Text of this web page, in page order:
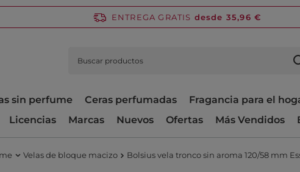
ENTREGA GRATIS desde 35,96 €
sin perfume Ceras perfumadas Fragancia para el
Licencias Marcas Nuevos Ofertas Más Vendidos
Velas de bloque macizo Bolsius vela tronco sin aroma 120/58 mm